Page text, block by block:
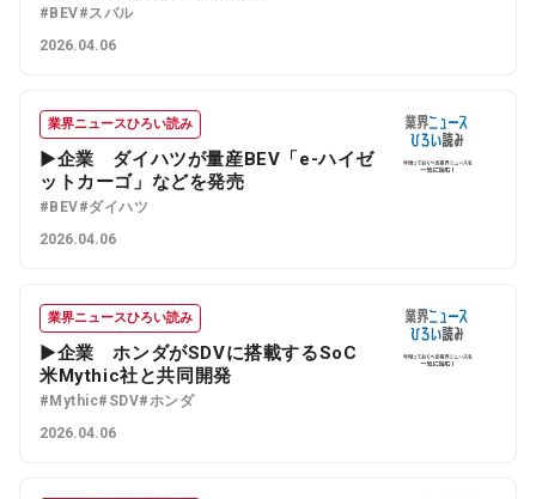
#BEV#スバル
2026.04.06
業界ニュースひろい読み
▶企業 ダイハツが量産BEV「e-ハイゼ
ットカーゴ」などを発売
#BEV#ダイハツ
2026.04.06
業界ニュースひろい読み
▶企業 ホンダがSDVに搭載するSoC
米Mythic社と共同開発
#Mythic#SDV#ホンダ
2026.04.06